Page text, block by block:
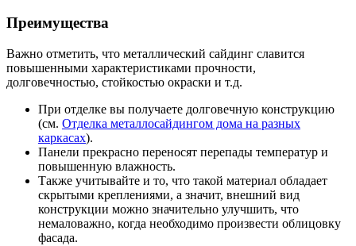
Преимущества
Важно отметить, что металлический сайдинг славится
повышенными характеристиками прочности,
долговечностью, стойкостью окраски и т.д.
При отделке вы получаете долговечную конструкцию
(см. Отделка металлосайдингом дома на разных
каркасах).
Панели прекрасно переносят перепады температур и
повышенную влажность.
Также учитывайте и то, что такой материал обладает
скрытыми креплениями, а значит, внешний вид
конструкции можно значительно улучшить, что
немаловажно, когда необходимо произвести облицовку
фасада.